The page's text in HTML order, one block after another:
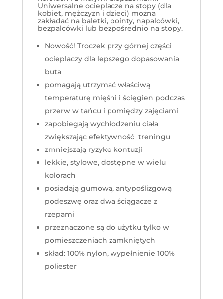
Uniwersalne ocieplacze na stopy (dla
kobiet, mężczyzn i dzieci) można
zakładać na baletki, pointy, napalcówki,
bezpalcówki lub bezpośrednio na stopy.
Nowość! Troczek przy górnej części
ocieplaczy dla lepszego dopasowania
buta
pomagają utrzymać właściwą
temperaturę mięśni i ścięgien podczas
przerw w tańcu i pomiędzy zajęciami
zapobiegają wychłodzeniu ciała
zwiększając efektywność treningu
zmniejszają ryzyko kontuzji
lekkie, stylowe, dostępne w wielu
kolorach
posiadają gumową, antypoślizgową
podeszwę oraz dwa ściągacze z
rzepami
przeznaczone są do użytku tylko w
pomieszczeniach zamkniętych
skład: 100% nylon, wypełnienie 100%
poliester